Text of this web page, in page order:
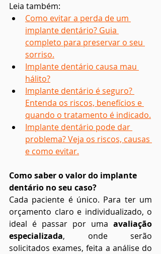
Leia também:
Como evitar a perda de um
implante dentário? Guia
completo para preservar o seu
sorriso.
Implante dentário causa mau
hálito?
Implante dentário é seguro?
Entenda os riscos, benefícios e
quando o tratamento é indicado.
Implante dentário pode dar
problema? Veja os riscos, causas
e como evitar.
Como saber o valor do implante
dentário no seu caso?
Cada paciente é único. Para ter um
orçamento claro e individualizado, o
ideal é passar por uma avaliação
especializada, onde serão
solicitados exames, feita a análise do